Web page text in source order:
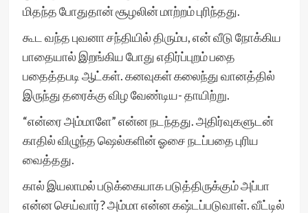
மிதந்த போதுதான் சூழலின் மாற்றம் புரிந்தது.
கூட வந்த புவனா சந்தியில் திரும்ப, என் வீடு நோக்கிய
பாதையால் இறங்கிய போது எதிர்ப்புறம் பதை
பதைத்தபடி ஆட்கள். கனவுகள் கலைந்து வானத்தில்
இருந்து தரைக்கு விழ வேண்டிய- தாயிற்று.
“என்ரை அம்மாளே” என்ன நடந்தது. அதிர்வுகளுடன்
காதில் விழுந்த ஷெல்களின் ஓசை நடப்பதை புரிய
வைத்தது.
கால் இயலாமல் படுக்கையாக படுத்திருக்கும் அப்பா
என்ன செய்வார்? அம்மா என்ன கஷ்டப்படுவாள். வீட்டில்